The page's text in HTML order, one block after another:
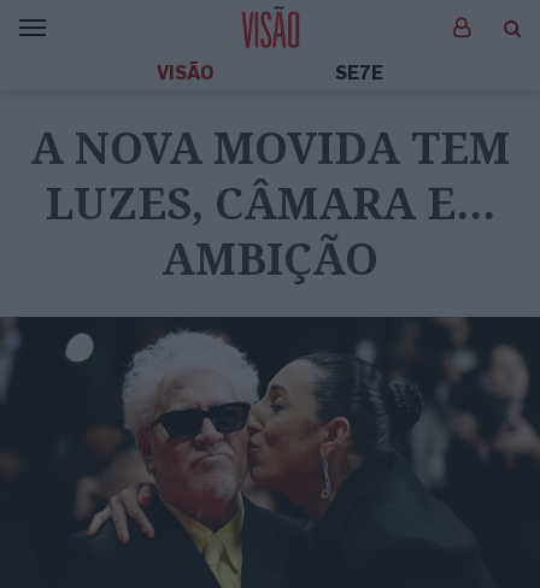
VISÃO SE7E
A NOVA MOVIDA TEM
LUZES, CÂMARA E…
AMBIÇÃO